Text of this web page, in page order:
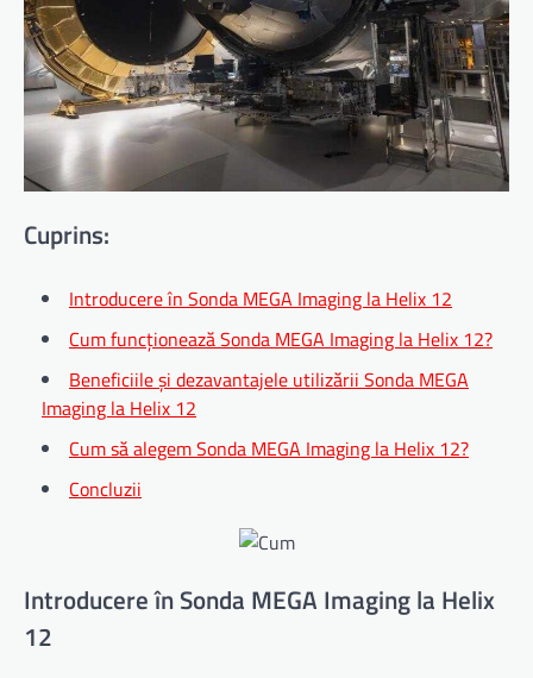
Cuprins:
Introducere în Sonda MEGA Imaging la Helix 12
Cum funcționează Sonda MEGA Imaging la Helix 12?
Beneficiile și dezavantajele utilizării Sonda MEGA
Imaging la Helix 12
Cum să alegem Sonda MEGA Imaging la Helix 12?
Concluzii
Introducere în Sonda MEGA Imaging la Helix
12